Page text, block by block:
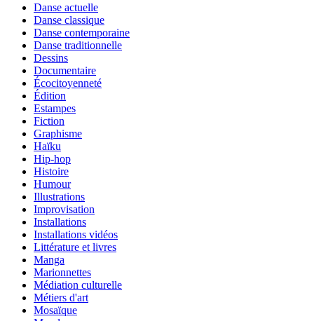
Danse actuelle
Danse classique
Danse contemporaine
Danse traditionnelle
Dessins
Documentaire
Écocitoyenneté
Édition
Estampes
Fiction
Graphisme
Haïku
Hip-hop
Histoire
Humour
Illustrations
Improvisation
Installations
Installations vidéos
Littérature et livres
Manga
Marionnettes
Médiation culturelle
Métiers d'art
Mosaïque